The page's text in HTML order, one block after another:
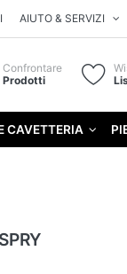
AIUTO & SERVIZI
Confrontare
Prodotti
CAVETTERIA